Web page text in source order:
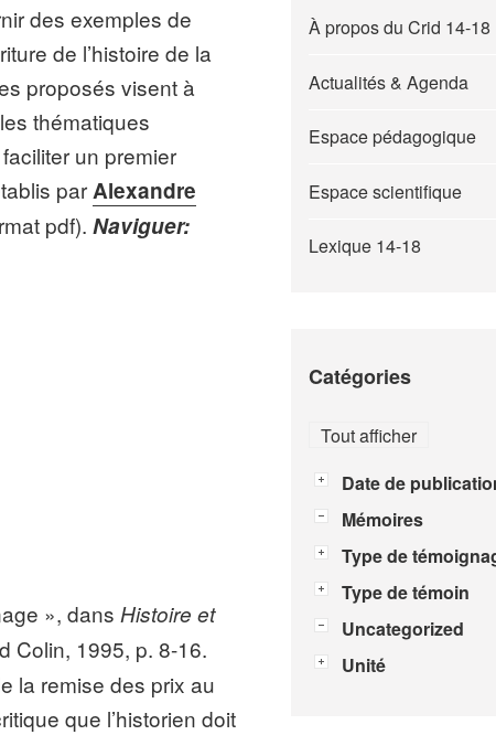
des exemples de
de l’histoire de la
proposés visent à
thématiques
un premier
parAlexandre
pdf).Naviguer:
», dans Histoire et
Colin, 1995, p. 8-16.
la remise des prix au
que l’historien doit
À propos du Crid 14-18
Actualités & Agenda
Espace pédagogique
Espace scientifique
Lexique 14-18
Catégories
Tout afficher
Date de
Mémoires
Type de
Type de témoin
Uncategorized
Unité